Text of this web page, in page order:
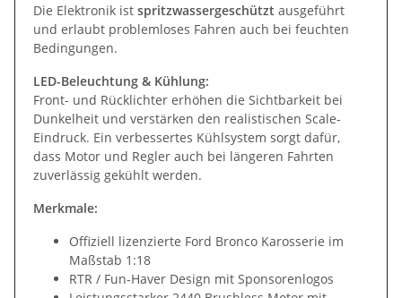
Die Elektronik ist spritzwassergeschützt ausgeführt
und erlaubt problemloses Fahren auch bei feuchten
Bedingungen.
LED-Beleuchtung & Kühlung:
Front- und Rücklichter erhöhen die Sichtbarkeit bei
Dunkelheit und verstärken den realistischen Scale-
Eindruck. Ein verbessertes Kühlsystem sorgt dafür,
dass Motor und Regler auch bei längeren Fahrten
zuverlässig gekühlt werden.
Merkmale:
Offiziell lizenzierte Ford Bronco Karosserie im
Maßstab 1:18
RTR / Fun-Haver Design mit Sponsorenlogos